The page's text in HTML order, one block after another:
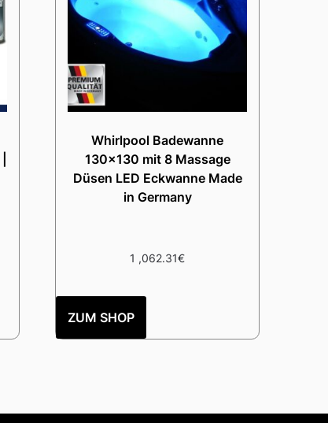
Whirlpool Badewanne
130×130 mit 8 Massage
Düsen LED Eckwanne Made
in Germany
1 ,062.31€
ZUM SHOP